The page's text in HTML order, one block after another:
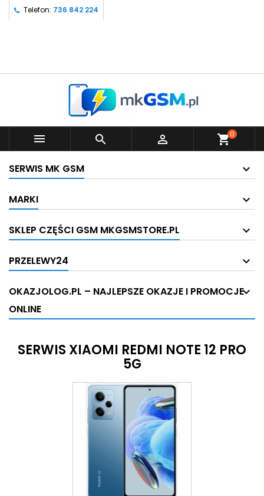
Telefon: 736 842 224
   shopping_cart0
SERWIS MK GSM
MARKI
SKLEP CZĘŚCI GSM MKGSMSTORE.PL
PRZELEWY24
OKAZJOLOG.PL – NAJLEPSZE OKAZJE I PROMOCJE
ONLINE
SERWIS XIAOMI REDMI NOTE 12 PRO
5G